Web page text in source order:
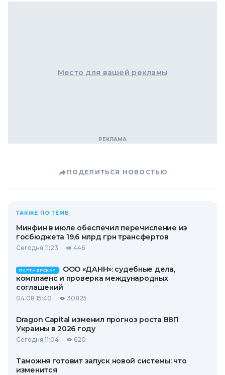
Место для вашей рекламы
ПОДЕЛИТЬСЯ НОВОСТЬЮ
ТАКЖЕ ПО ТЕМЕ
Минфин в июле обеспечил перечисление из
госбюджета 19,6 млрд грн трансфертов
Сегодня 11:23 446
ПАРТНЕРСКАЯ
ООО «ДАНН»: судебные дела,
комплаенс и проверка международных
соглашений
04.08 15:40 30825
Dragon Capital изменил прогноз роста ВВП
Украины в 2026 году
Сегодня 11:04 620
Таможня готовит запуск новой системы: что
изменится